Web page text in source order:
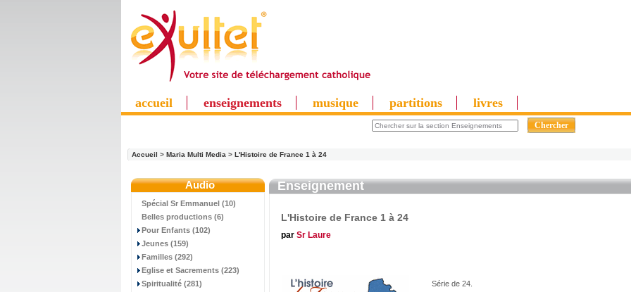
accueil enseignements musique partitions livres
Accueil > Maria Multi Media > L'Histoire de France 1 à 24
Audio
Spécial Sr Emmanuel (10)
Belles productions (6)
Pour Enfants (102)
Jeunes (159)
Familles (292)
Eglise et Sacrements (223)
Spiritualité (281)
Enseignement
L'Histoire de France 1 à 24
par Sr Laure
Série de 24.